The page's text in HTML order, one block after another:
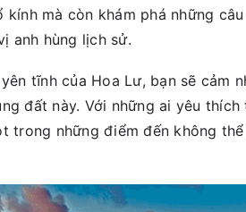
mà còn khám phá những
anh hùng lịch sử.
tĩnh của Hoa Lư, bạn sẽ cảm
đất này. Với những ai yêu
trong những điểm đến không